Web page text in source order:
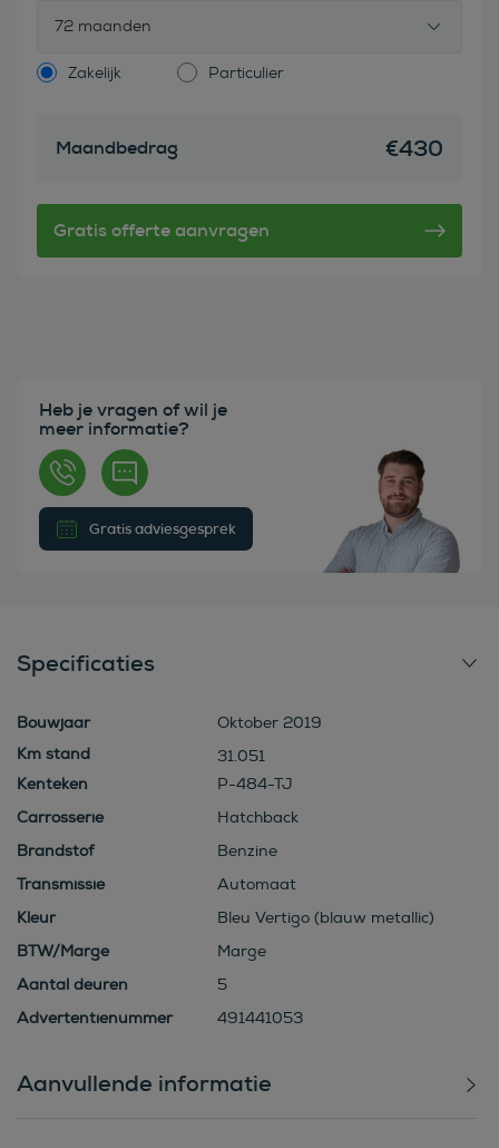
72 maanden
Zakelijk Particulier
Maandbedrag €430
Heb je vragen of wil je
meer informatie?
Gratis adviesgesprek
Specificaties
Bouwjaar
Oktober 2019
31.051
Kenteken
P-484-TJ
Carrosserie
Hatchback
Brandstof
Benzine
Transmissie
Automaat
Kleur
Bleu Vertigo (blauw metallic)
BTW/Marge
Marge
Aantal deuren
5
Advertentienummer
491441053
Aanvullende informatie